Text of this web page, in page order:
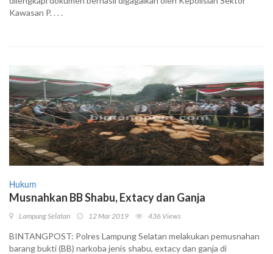
Kawasan P. . . .
Hukum
Musnahkan BB Shabu, Extacy dan Ganja
Lampung Selatan 12 Mar 2019 436 Views
BINTANGPOST: Polres Lampung Selatan melakukan pemusnahan
barang bukti (BB) narkoba jenis shabu, extacy dan ganja di